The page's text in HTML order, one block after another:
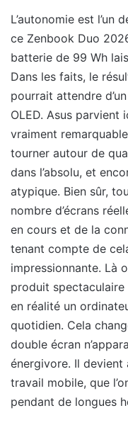
L’autonomie est l’un
ce Zenbook Duo
batterie de 99 Wh
Dans les faits, le
pourrait attendre
OLED. Asus parvient
vraiment
tourner autour de
dans l’absolu, et
atypique. Bien sûr,
nombre d’écrans
en cours et de la
tenant compte de
impressionnante. Là
produit
en réalité un
quotidien. Cela
double écran
énergivore. Il
travail mobile, que
pendant de longues